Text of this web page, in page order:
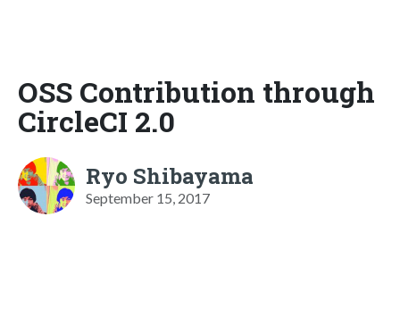
OSS Contribution through
CircleCI 2.0
Ryo Shibayama
September 15, 2017